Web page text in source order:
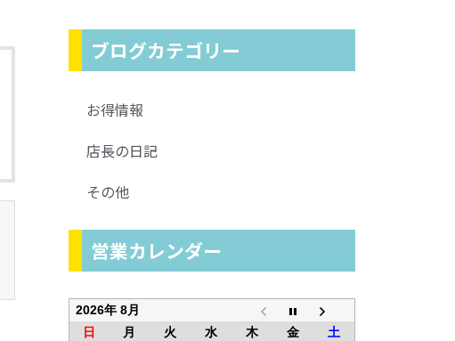
ブログカテゴリー
お得情報
店長の日記
その他
営業カレンダー
2026年 8月
日
月 火 水 木 金
土